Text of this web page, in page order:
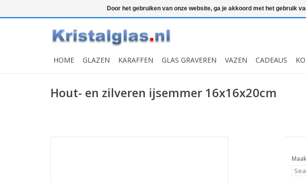
Snelle levering Graveren
HOME GLAZEN KARAFFEN GLAS GRAVEREN VAZEN CADEAUS
Hout- en zilveren ijsemmer 16x16x20cm
Door het gebruiken van onze website, ga je akkoord met het gebruik